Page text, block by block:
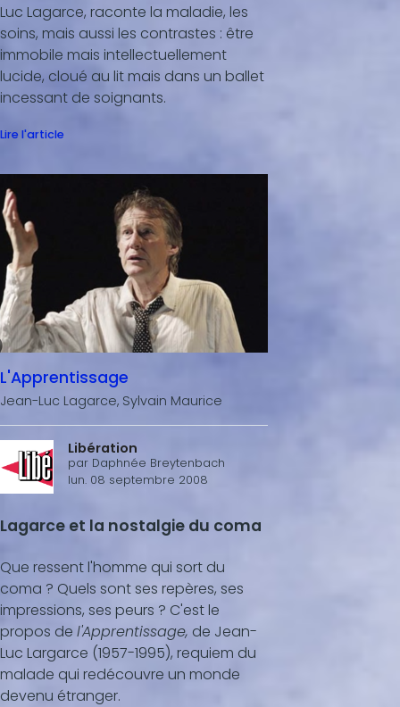
Luc Lagarce, raconte la maladie, les
soins, mais aussi les contrastes : être
immobile mais intellectuellement
lucide, cloué au lit mais dans un ballet
incessant de soignants.
Lire l'article
L'Apprentissage
Jean-Luc Lagarce, Sylvain Maurice
Libération
par Daphnée Breytenbach
lun. 08 septembre 2008
Lagarce et la nostalgie du coma
Que ressent l'homme qui sort du
coma ? Quels sont ses repères, ses
impressions, ses peurs ? C'est le
propos de l'Apprentissage, de Jean-
Luc Largarce (1957-1995), requiem du
malade qui redécouvre un monde
devenu étranger.